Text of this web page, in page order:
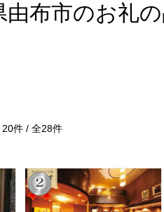
由布市のお礼
20件 / 全28件